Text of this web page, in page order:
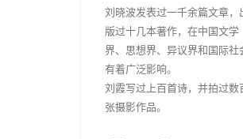
刘晓波发表过一千余篇文章，
版过十几本著作，在中国文学
界、思想界、异议界和国际社
有着广泛影响。
刘霞写过上百首诗，并拍过数
张摄影作品。